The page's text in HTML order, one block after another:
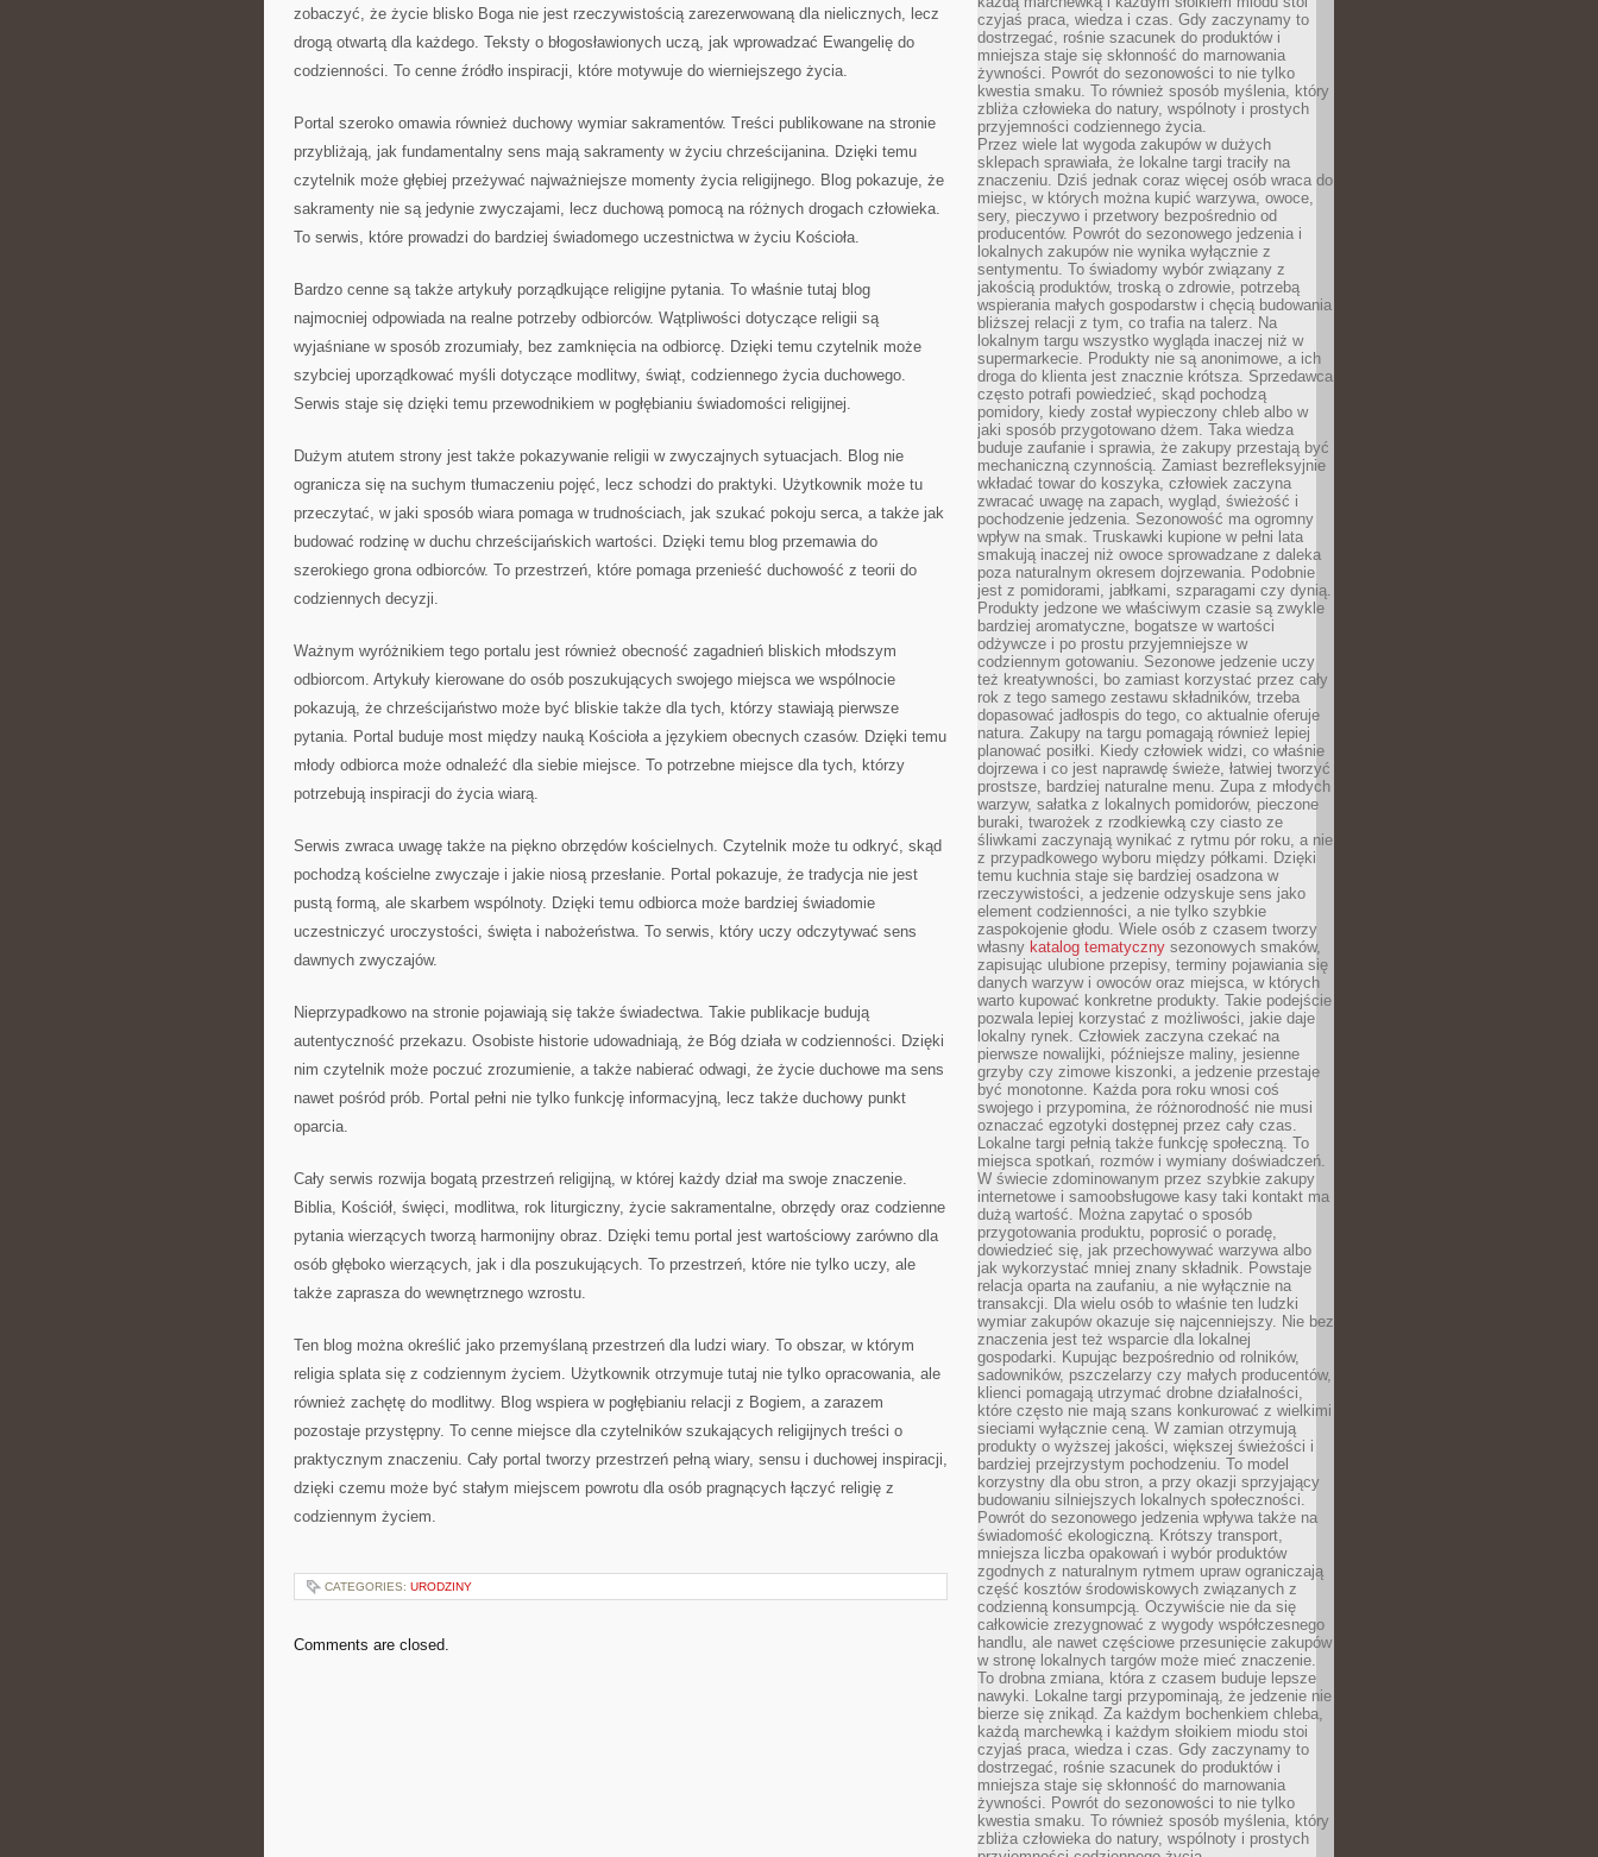
zobaczyć, że życie blisko Boga nie jest rzeczywistością zarezerwowaną dla nielicznych, lecz
drogą otwartą dla każdego. Teksty o błogosławionych uczą, jak wprowadzać Ewangelię do
codzienności. To cenne źródło inspiracji, które motywuje do wierniejszego życia.
Portal szeroko omawia również duchowy wymiar sakramentów. Treści publikowane na stronie
przybliżają, jak fundamentalny sens mają sakramenty w życiu chrześcijanina. Dzięki temu
czytelnik może głębiej przeżywać najważniejsze momenty życia religijnego. Blog pokazuje, że
sakramenty nie są jedynie zwyczajami, lecz duchową pomocą na różnych drogach człowieka.
To serwis, które prowadzi do bardziej świadomego uczestnictwa w życiu Kościoła.
Bardzo cenne są także artykuły porządkujące religijne pytania. To właśnie tutaj blog
najmocniej odpowiada na realne potrzeby odbiorców. Wątpliwości dotyczące religii są
wyjaśniane w sposób zrozumiały, bez zamknięcia na odbiorcę. Dzięki temu czytelnik może
szybciej uporządkować myśli dotyczące modlitwy, świąt, codziennego życia duchowego.
Serwis staje się dzięki temu przewodnikiem w pogłębianiu świadomości religijnej.
Dużym atutem strony jest także pokazywanie religii w zwyczajnych sytuacjach. Blog nie
ogranicza się na suchym tłumaczeniu pojęć, lecz schodzi do praktyki. Użytkownik może tu
przeczytać, w jaki sposób wiara pomaga w trudnościach, jak szukać pokoju serca, a także jak
budować rodzinę w duchu chrześcijańskich wartości. Dzięki temu blog przemawia do
szerokiego grona odbiorców. To przestrzeń, które pomaga przenieść duchowość z teorii do
codziennych decyzji.
Ważnym wyróżnikiem tego portalu jest również obecność zagadnień bliskich młodszym
odbiorcom. Artykuły kierowane do osób poszukujących swojego miejsca we wspólnocie
pokazują, że chrześcijaństwo może być bliskie także dla tych, którzy stawiają pierwsze
pytania. Portal buduje most między nauką Kościoła a językiem obecnych czasów. Dzięki temu
młody odbiorca może odnaleźć dla siebie miejsce. To potrzebne miejsce dla tych, którzy
potrzebują inspiracji do życia wiarą.
Serwis zwraca uwagę także na piękno obrzędów kościelnych. Czytelnik może tu odkryć, skąd
pochodzą kościelne zwyczaje i jakie niosą przesłanie. Portal pokazuje, że tradycja nie jest
pustą formą, ale skarbem wspólnoty. Dzięki temu odbiorca może bardziej świadomie
uczestniczyć uroczystości, święta i nabożeństwa. To serwis, który uczy odczytywać sens
dawnych zwyczajów.
Nieprzypadkowo na stronie pojawiają się także świadectwa. Takie publikacje budują
autentyczność przekazu. Osobiste historie udowadniają, że Bóg działa w codzienności. Dzięki
nim czytelnik może poczuć zrozumienie, a także nabierać odwagi, że życie duchowe ma sens
nawet pośród prób. Portal pełni nie tylko funkcję informacyjną, lecz także duchowy punkt
oparcia.
Cały serwis rozwija bogatą przestrzeń religijną, w której każdy dział ma swoje znaczenie.
Biblia, Kościół, święci, modlitwa, rok liturgiczny, życie sakramentalne, obrzędy oraz codzienne
pytania wierzących tworzą harmonijny obraz. Dzięki temu portal jest wartościowy zarówno dla
osób głęboko wierzących, jak i dla poszukujących. To przestrzeń, które nie tylko uczy, ale
także zaprasza do wewnętrznego wzrostu.
Ten blog można określić jako przemyślaną przestrzeń dla ludzi wiary. To obszar, w którym
religia splata się z codziennym życiem. Użytkownik otrzymuje tutaj nie tylko opracowania, ale
również zachętę do modlitwy. Blog wspiera w pogłębianiu relacji z Bogiem, a zarazem
pozostaje przystępny. To cenne miejsce dla czytelników szukających religijnych treści o
praktycznym znaczeniu. Cały portal tworzy przestrzeń pełną wiary, sensu i duchowej inspiracji,
dzięki czemu może być stałym miejscem powrotu dla osób pragnących łączyć religię z
codziennym życiem.
CATEGORIES: URODZINY
Comments are closed.
czyjaś praca, wiedza i czas. Gdy zaczynamy to
dostrzegać, rośnie szacunek do produktów i
mniejsza staje się skłonność do marnowania
żywności. Powrót do sezonowości to nie tylko
kwestia smaku. To również sposób myślenia, który
zbliża człowieka do natury, wspólnoty i prostych
przyjemności codziennego życia.
Przez wiele lat wygoda zakupów w dużych
sklepach sprawiała, że lokalne targi traciły na
znaczeniu. Dziś jednak coraz więcej osób wraca do
miejsc, w których można kupić warzywa, owoce,
sery, pieczywo i przetwory bezpośrednio od
producentów. Powrót do sezonowego jedzenia i
lokalnych zakupów nie wynika wyłącznie z
sentymentu. To świadomy wybór związany z
jakością produktów, troską o zdrowie, potrzebą
wspierania małych gospodarstw i chęcią budowania
bliższej relacji z tym, co trafia na talerz. Na
lokalnym targu wszystko wygląda inaczej niż w
supermarkecie. Produkty nie są anonimowe, a ich
droga do klienta jest znacznie krótsza. Sprzedawca
często potrafi powiedzieć, skąd pochodzą
pomidory, kiedy został wypieczony chleb albo w
jaki sposób przygotowano dżem. Taka wiedza
buduje zaufanie i sprawia, że zakupy przestają być
mechaniczną czynnością. Zamiast bezrefleksyjnie
wkładać towar do koszyka, człowiek zaczyna
zwracać uwagę na zapach, wygląd, świeżość i
pochodzenie jedzenia. Sezonowość ma ogromny
wpływ na smak. Truskawki kupione w pełni lata
smakują inaczej niż owoce sprowadzane z daleka
poza naturalnym okresem dojrzewania. Podobnie
jest z pomidorami, jabłkami, szparagami czy dynią.
Produkty jedzone we właściwym czasie są zwykle
bardziej aromatyczne, bogatsze w wartości
odżywcze i po prostu przyjemniejsze w
codziennym gotowaniu. Sezonowe jedzenie uczy
też kreatywności, bo zamiast korzystać przez cały
rok z tego samego zestawu składników, trzeba
dopasować jadłospis do tego, co aktualnie oferuje
natura. Zakupy na targu pomagają również lepiej
planować posiłki. Kiedy człowiek widzi, co właśnie
dojrzewa i co jest naprawdę świeże, łatwiej tworzyć
prostsze, bardziej naturalne menu. Zupa z młodych
warzyw, sałatka z lokalnych pomidorów, pieczone
buraki, twarożek z rzodkiewką czy ciasto ze
śliwkami zaczynają wynikać z rytmu pór roku, a nie
z przypadkowego wyboru między półkami. Dzięki
temu kuchnia staje się bardziej osadzona w
rzeczywistości, a jedzenie odzyskuje sens jako
element codzienności, a nie tylko szybkie
zaspokojenie głodu. Wiele osób z czasem tworzy
własny katalog tematyczny sezonowych smaków,
zapisując ulubione przepisy, terminy pojawiania się
danych warzyw i owoców oraz miejsca, w których
warto kupować konkretne produkty. Takie podejście
pozwala lepiej korzystać z możliwości, jakie daje
lokalny rynek. Człowiek zaczyna czekać na
pierwsze nowalijki, późniejsze maliny, jesienne
grzyby czy zimowe kiszonki, a jedzenie przestaje
być monotonne. Każda pora roku wnosi coś
swojego i przypomina, że różnorodność nie musi
oznaczać egzotyki dostępnej przez cały czas.
Lokalne targi pełnią także funkcję społeczną. To
miejsca spotkań, rozmów i wymiany doświadczeń.
W świecie zdominowanym przez szybkie zakupy
internetowe i samoobsługowe kasy taki kontakt ma
dużą wartość. Można zapytać o sposób
przygotowania produktu, poprosić o poradę,
dowiedzieć się, jak przechowywać warzywa albo
jak wykorzystać mniej znany składnik. Powstaje
relacja oparta na zaufaniu, a nie wyłącznie na
transakcji. Dla wielu osób to właśnie ten ludzki
wymiar zakupów okazuje się najcenniejszy. Nie bez
znaczenia jest też wsparcie dla lokalnej
gospodarki. Kupując bezpośrednio od rolników,
sadowników, pszczelarzy czy małych producentów,
klienci pomagają utrzymać drobne działalności,
które często nie mają szans konkurować z wielkimi
sieciami wyłącznie ceną. W zamian otrzymują
produkty o wyższej jakości, większej świeżości i
bardziej przejrzystym pochodzeniu. To model
korzystny dla obu stron, a przy okazji sprzyjający
budowaniu silniejszych lokalnych społeczności.
Powrót do sezonowego jedzenia wpływa także na
świadomość ekologiczną. Krótszy transport,
mniejsza liczba opakowań i wybór produktów
zgodnych z naturalnym rytmem upraw ograniczają
część kosztów środowiskowych związanych z
codzienną konsumpcją. Oczywiście nie da się
całkowicie zrezygnować z wygody współczesnego
handlu, ale nawet częściowe przesunięcie zakupów
w stronę lokalnych targów może mieć znaczenie.
To drobna zmiana, która z czasem buduje lepsze
nawyki. Lokalne targi przypominają, że jedzenie nie
bierze się znikąd. Za każdym bochenkiem chleba,
każdą marchewką i każdym słoikiem miodu stoi
czyjaś praca, wiedza i czas. Gdy zaczynamy to
dostrzegać, rośnie szacunek do produktów i
mniejsza staje się skłonność do marnowania
żywności. Powrót do sezonowości to nie tylko
kwestia smaku. To również sposób myślenia, który
zbliża człowieka do natury, wspólnoty i prostych